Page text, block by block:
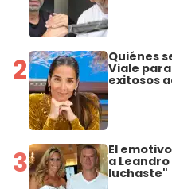
2 Quiénes
Viale
exitosos
3 El
a
luchaste"